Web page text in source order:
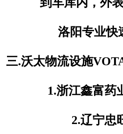
洛阳专业快
三.沃太物流设施
1.浙江鑫富药
2.辽宁忠